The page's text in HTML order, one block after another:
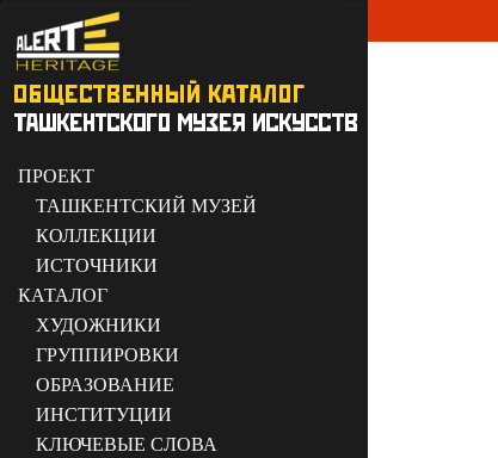
ПРОЕКТ
ТАШКЕНТСКИЙ МУЗЕЙ
КОЛЛЕКЦИИ
ИСТОЧНИКИ
КАТАЛОГ
ХУДОЖНИКИ
ГРУППИРОВКИ
ОБРАЗОВАНИЕ
ИНСТИТУЦИИ
КЛЮЧЕВЫЕ СЛОВА